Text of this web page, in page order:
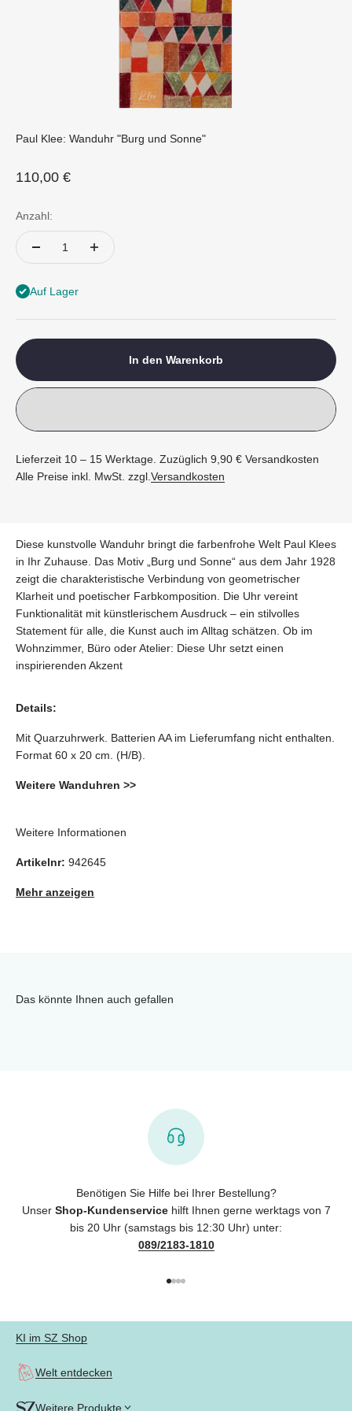
Paul Klee: Wanduhr "Burg und Sonne"
Angebot
110,00 €
Anzahl:
Auf Lager
In den Warenkorb
Lieferzeit 10 – 15 Werktage. Zuzüglich 9,90 € Versandkosten
Alle Preise inkl. MwSt. zzgl.Versandkosten
Diese kunstvolle Wanduhr bringt die farbenfrohe Welt Paul Klees
in Ihr Zuhause. Das Motiv „Burg und Sonne“ aus dem Jahr 1928
zeigt die charakteristische Verbindung von geometrischer
Klarheit und poetischer Farbkomposition. Die Uhr vereint
Funktionalität mit künstlerischem Ausdruck – ein stilvolles
Statement für alle, die Kunst auch im Alltag schätzen. Ob im
Wohnzimmer, Büro oder Atelier: Diese Uhr setzt einen
inspirierenden Akzent
Details:
Mit Quarzuhrwerk. Batterien AA im Lieferumfang nicht enthalten.
Format 60 x 20 cm. (H/B).
Weitere Wanduhren >>
Weitere Informationen
Artikelnr: 942645
Mehr anzeigen
Das könnte Ihnen auch gefallen
Benötigen Sie Hilfe bei Ihrer Bestellung?
Unser Shop-Kundenservicehilft Ihnen gerne werktags von 7
bis 20 Uhr (samstags bis 12:30 Uhr) unter:
089/2183-1810
KI im SZ Shop
Welt entdecken
Weitere Produkte